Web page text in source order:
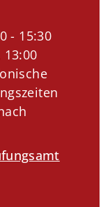
- 15:30
13:00